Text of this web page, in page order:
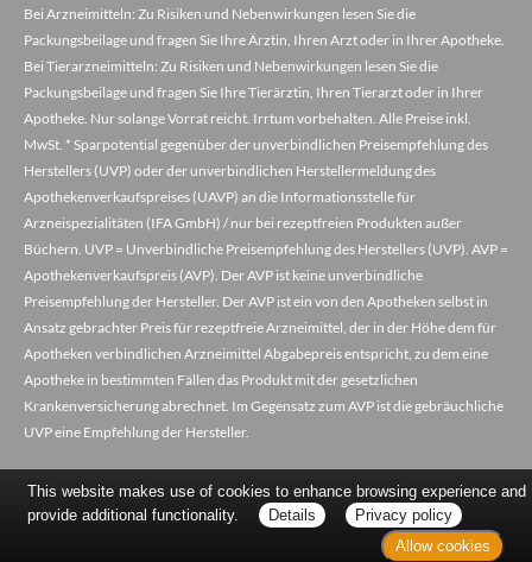
Bei Arzneimitteln: Zu Risiken und Nebenwirkungen lesen Sie die
Packungsbeilage und fragen Sie Ihre Ärztin, Ihren Arzt oder in Ihrer Apotheke.
Bei Tierarzneimitteln: Zu Risiken und Nebenwirkungen lesen Sie die
Packungsbeilage und fragen Sie Ihre Tierärztin, Ihren Tierarzt oder in Ihrer
Apotheke. Nur solange Vorrat reicht. Irrtum vorbehalten. Alle Preise inkl.
MwSt. * Sparpotential gegenüber der unverbindlichen Preisempfehlung des
Herstellers (UVP) oder der unverbindlichen Herstellermeldung des
Apothekenverkaufspreises (UAVP) an die Informationsstelle für
Arzneispezialitäten (IFA GmbH) / nur bei rezeptfreien Produkten außer
Büchern. UVP = Unverbindliche Preisempfehlung des Herstellers (UVP). AVP =
Apothekenverkaufspreis (AVP). Der AVP ist keine unverbindliche
Preisempfehlung der Hersteller. Der AVP ist ein von den Apotheken selbst in
Ansatz gebrachter Preis für rezeptfreie Arzneimittel, der in der Höhe dem für
Apotheken verbindlichen Arzneimittel Abgabepreis entspricht, zu dem eine
Apotheke in bestimmten Fällen das Produkt mit der gesetzlichen
Krankenversicherung abrechnet. Im Gegensatz zum AVP ist die gebräuchliche
UVP eine Empfehlung der Hersteller.
This website makes use of cookies to enhance browsing experience and
provide additional functionality.
Details
Privacy policy
Allow cookies